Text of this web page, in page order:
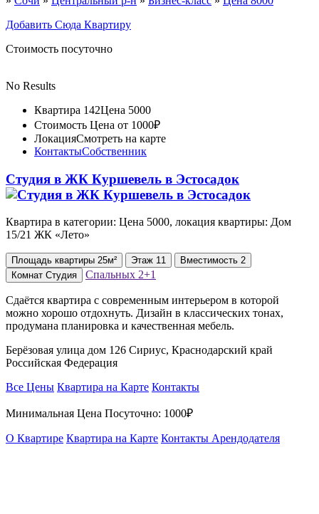
Добавить Сюда Квартиру
Стоимость посуточно
No Results
Квартира 142Цена 5000
Стоимость Цена от 1000₽
ЛокацияСмотреть на карте
КонтактыСобственник
Студия в ЖК Куршевель в Эстосадок
Квартира в категории: Цена 5000, локация квартиры: Дом
15/21 ЖК «Лето»
Площадь квартиры 25м² Этаж 11 Вместимость 2
Комнат Студия Спальных 2+1
Сдаётся квартира с современным интерьером в которой
можно хорошо отдохнуть. Дизайн в классических тонах,
продумана планировка и качественная мебель.
Берёзовая улица дом 126 Сириус, Краснодарский край
Российская Федерация
Все Цены Квартира на Карте Контакты
Минимальная Цена Посуточно: 1000₽
О Квартире Квартира на Карте Контакты Арендодателя